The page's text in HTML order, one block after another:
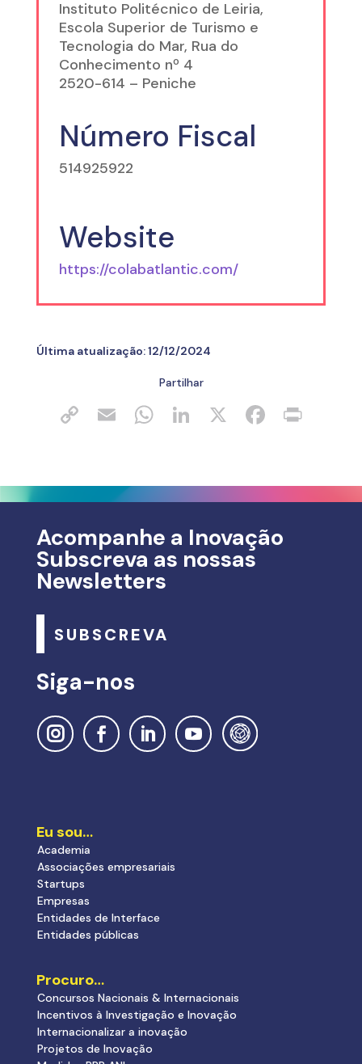
Instituto Politécnico de Leiria,
Escola Superior de Turismo e
Tecnologia do Mar, Rua do
Conhecimento nº 4
2520-614 – Peniche
Número Fiscal
514925922
Website
https://colabatlantic.com/
Última atualização:12/12/2024
Partilhar
Acompanhe a Inovação
Subscreva as nossas
Newsletters
SUBSCREVA
Siga-nos
Eu sou…
Academia
Associações empresariais
Startups
Empresas
Entidades de Interface
Entidades públicas
Procuro…
Concursos Nacionais & Internacionais
Incentivos à Investigação e Inovação
Internacionalizar a inovação
Projetos de Inovação